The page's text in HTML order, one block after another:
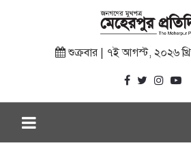
শুক্রবার | ৭ই আগস্ট, ২০২৬